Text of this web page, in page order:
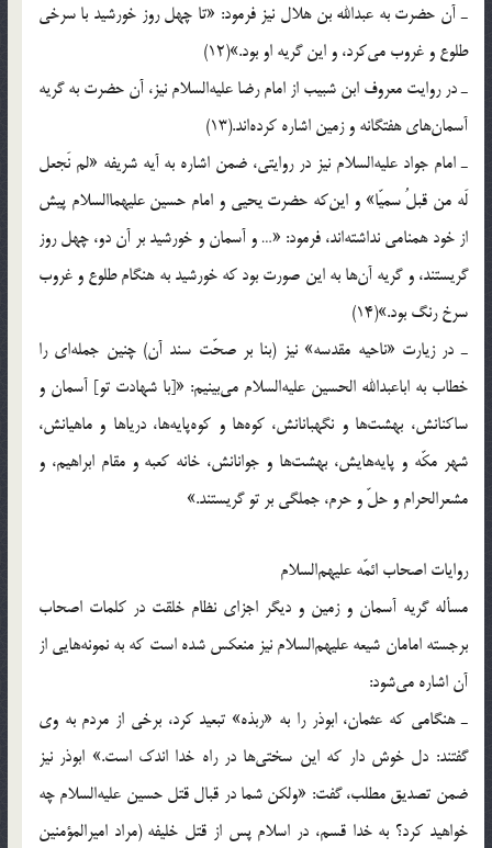
ـ آن حضرت به عبدالله بن هلال نیز فرمود: «تا چهل روز خورشید با سرخی
طلوع و غروب می‌کرد، و این گریه او بود.»(12)
ـ در روایت معروف ابن شبیب از امام رضا علیه‌السلام نیز، آن حضرت به گریه
آسمان‌های هفتگانه و زمین اشاره کرده‌اند.(13)
ـ امام جواد علیه‌السلام نیز در روایتی، ضمن اشاره به آیه شریفه «لم نَجعل
لَه من قبلُ سمیّا» و این‌که حضرت یحیی و امام حسین علیهماالسلام پیش
از خود همنامی نداشته‌اند، فرمود: «… و آسمان و خورشید بر آن دو، چهل روز
گریستند، و گریه آن‌ها به این صورت بود که خورشید به هنگام طلوع و غروب
سرخ رنگ بود.»(14)
ـ در زیارت «ناحیه مقدسه» نیز (بنا بر صحّت سند آن) چنین جمله‌ای را
خطاب به اباعبدالله الحسین علیه‌السلام می‌بینیم: «[با شهادت تو] آسمان و
ساکنانش، بهشت‌ها و نگهبانانش، کوه‌ها و کوه‌پایه‌ها، دریاها و ماهیانش،
شهر مکّه و پایه‌هایش، بهشت‌ها و جوانانش، خانه کعبه و مقام ابراهیم، و
مشعرالحرام و حلّ و حرم، جملگی بر تو گریستند.»
روایات اصحاب ائمّه علیهم‌السلام
مسأله گریه آسمان و زمین و دیگر اجزای نظام خلقت در کلمات اصحاب
برجسته امامان شیعه علیهم‌السلام نیز منعکس شده است که به نمونه‌هایی از
آن اشاره می‌شود:
ـ هنگامی که عثمان، ابوذر را به «ربذه» تبعید کرد، برخی از مردم به وی
گفتند: دل خوش دار که این سختی‌ها در راه خدا اندک است.» ابوذر نیز
ضمن تصدیق مطلب، گفت: «ولکن شما در قبال قتل حسین علیه‌السلام چه
خواهید کرد؟ به خدا قسم، در اسلام پس از قتل خلیفه (مراد امیرالمؤمنین